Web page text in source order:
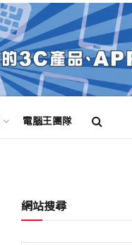
電腦王團隊
網站搜尋